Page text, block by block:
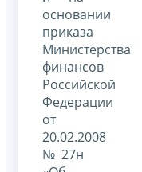
основании
приказа
Министерства
финансов
Российской
Федерации
от
20.02.2008
№ 27н